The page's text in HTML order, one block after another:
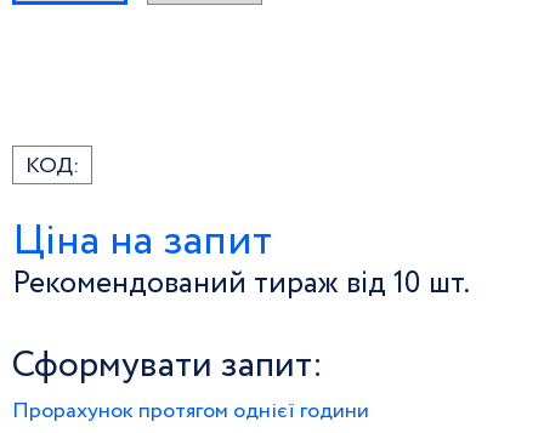
КОД:
Ціна на запит
Рекомендований тираж від 10 шт.
Сформувати запит:
Прорахунок протягом однієї години